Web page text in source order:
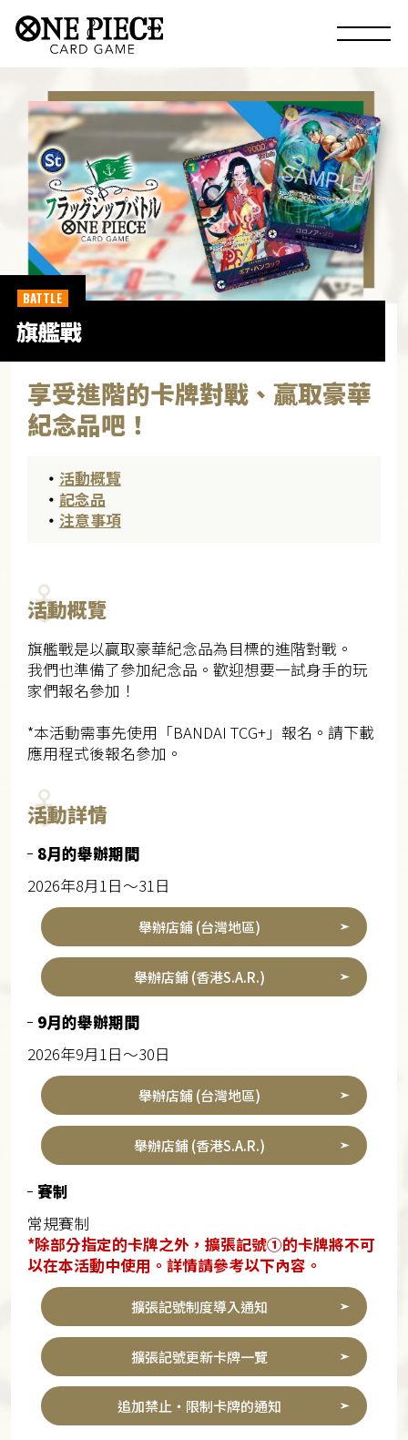
旗艦戰
BATTLE
享受進階的卡牌對戰、贏取豪華
紀念品吧！
・ 活動概覽
・ 記念品
・ 注意事項
活動概覽
旗艦戰是以贏取豪華紀念品為目標的進階對戰。
我們也準備了參加紀念品。歡迎想要一試身手的玩
家們報名參加！
*本活動需事先使用「BANDAI TCG+」報名。請下載
應用程式後報名參加。
活動詳情
8月的舉辦期間
2026年8月1日～31日
舉辦店鋪 (台灣地區)
舉辦店鋪 (香港S.A.R.)
9月的舉辦期間
2026年9月1日～30日
舉辦店鋪 (台灣地區)
舉辦店鋪 (香港S.A.R.)
賽制
常規賽制
*除部分指定的卡牌之外，擴張記號①的卡牌將不可
以在本活動中使用。詳情請參考以下內容。
擴張記號制度導入通知
擴張記號更新卡牌一覽
追加禁止・限制卡牌的通知